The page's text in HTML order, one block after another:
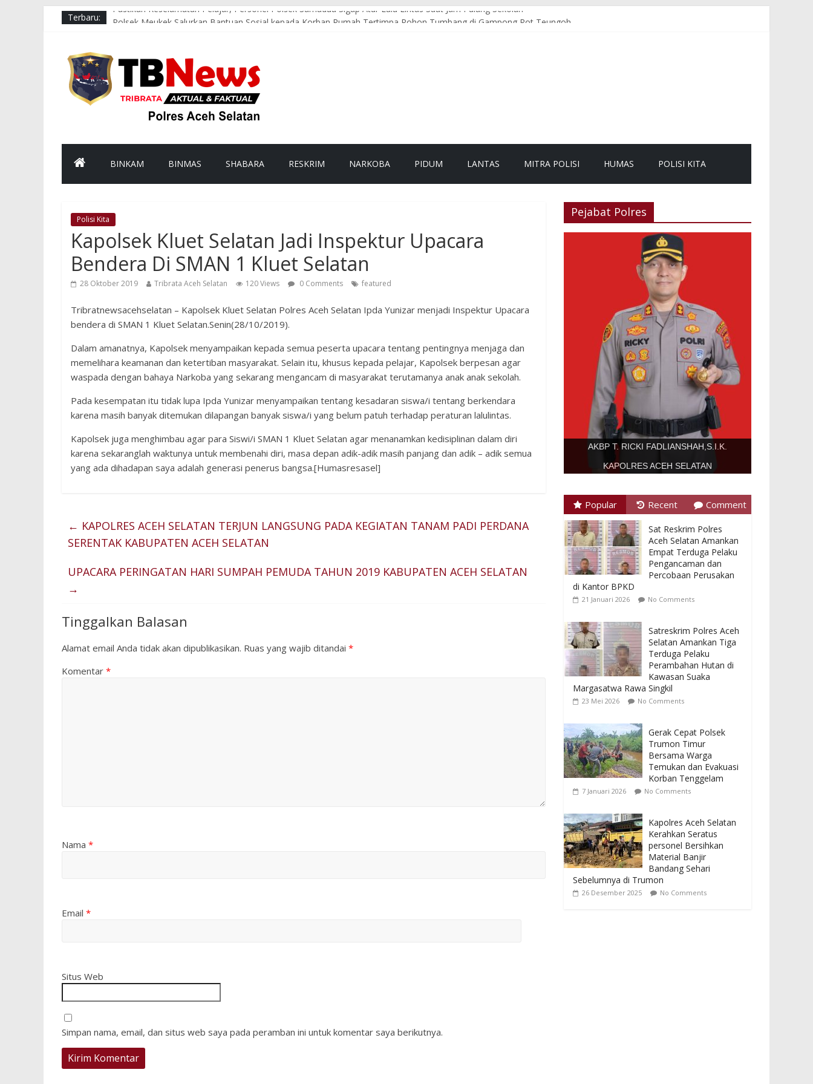
Terbaru:
Pastikan Keselamatan Pelajar, Personel Polsek Samadua Sigap Atur Lalu Lintas Saat Jam Pulang Sekolah
Sat Samapta Polres Aceh Selatan Hadir di Jam Sibuk Pagi, Strong Point Wujudkan Kamseltibcar Lantas yang Aman dan Lancar
Patroli Malam Polsek Labuhanhaji Barat, Sambangi Titik Rawan dan Berikan Imbauan Kamtibmas kepada Masyarakat
BINKAM BINMAS SHABARA RESKRIM NARKOBA PIDUM LANTAS MITRA POLISI HUMAS POLISI KITA
Polisi Kita
Kapolsek Kluet Selatan Jadi Inspektur Upacara
Bendera Di SMAN 1 Kluet Selatan
28 Oktober 2019 Tribrata Aceh Selatan 120 Views 0 Comments featured
Tribratnewsacehselatan – Kapolsek Kluet Selatan Polres Aceh Selatan Ipda Yunizar menjadi Inspektur Upacara
bendera di SMAN 1 Kluet Selatan.Senin(28/10/2019).
Dalam amanatnya, Kapolsek menyampaikan kepada semua peserta upacara tentang pentingnya menjaga dan
memelihara keamanan dan ketertiban masyarakat. Selain itu, khusus kepada pelajar, Kapolsek berpesan agar
waspada dengan bahaya Narkoba yang sekarang mengancam di masyarakat terutamanya anak anak sekolah.
Pada kesempatan itu tidak lupa Ipda Yunizar menyampaikan tentang kesadaran siswa/i tentang berkendara
karena masih banyak ditemukan dilapangan banyak siswa/i yang belum patuh terhadap peraturan lalulintas.
Kapolsek juga menghimbau agar para Siswi/i SMAN 1 Kluet Selatan agar menanamkan kedisiplinan dalam diri
karena sekaranglah waktunya untuk membenahi diri, masa depan adik-adik masih panjang dan adik – adik semua
yang ada dihadapan saya adalah generasi penerus bangsa.[Humasresasel]
← KAPOLRES ACEH SELATAN TERJUN LANGSUNG PADA KEGIATAN TANAM PADI PERDANA
SERENTAK KABUPATEN ACEH SELATAN
UPACARA PERINGATAN HARI SUMPAH PEMUDA TAHUN 2019 KABUPATEN ACEH SELATAN
→
Tinggalkan Balasan
Alamat email Anda tidak akan dipublikasikan. Ruas yang wajib ditandai *
Komentar *
Nama *
Email *
Situs Web
Simpan nama, email, dan situs web saya pada peramban ini untuk komentar saya berikutnya.
Pejabat Polres
AKBP T. RICKI FADLIANSHAH,S.I.K.
KAPOLRES ACEH SELATAN
Popular Recent Comment
Sat Reskrim Polres
Aceh Selatan Amankan
Empat Terduga Pelaku
Pengancaman dan
Percobaan Perusakan
di Kantor BPKD
21 Januari 2026 No Comments
Satreskrim Polres Aceh
Selatan Amankan Tiga
Terduga Pelaku
Perambahan Hutan di
Kawasan Suaka
Margasatwa Rawa Singkil
23 Mei 2026 No Comments
Gerak Cepat Polsek
Trumon Timur
Bersama Warga
Temukan dan Evakuasi
Korban Tenggelam
7 Januari 2026 No Comments
Kapolres Aceh Selatan
Kerahkan Seratus
personel Bersihkan
Material Banjir
Bandang Sehari
Sebelumnya di Trumon
26 Desember 2025 No Comments